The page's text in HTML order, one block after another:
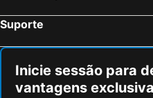
Suporte
Inicie sessão para
vantagens